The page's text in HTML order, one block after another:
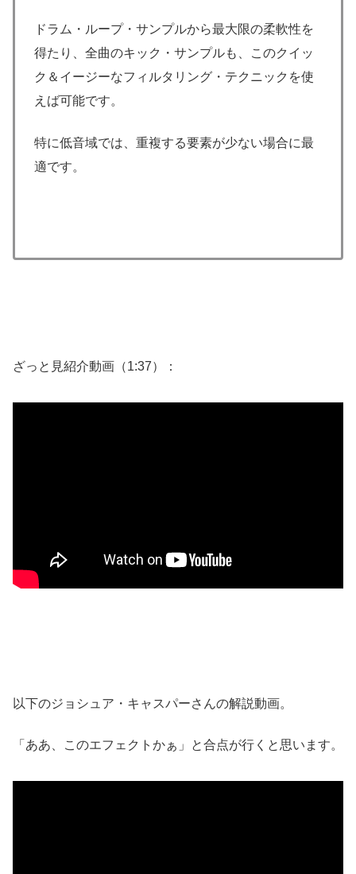
ドラム・ループ・サンプルから最大限の柔軟性を
得たり、全曲のキック・サンプルも、このクイッ
ク＆イージーなフィルタリング・テクニックを使
えば可能です。
特に低音域では、重複する要素が少ない場合に最
適です。
ざっと見紹介動画（1:37）：
以下のジョシュア・キャスパーさんの解説動画。
「ああ、このエフェクトかぁ」と合点が行くと思います。